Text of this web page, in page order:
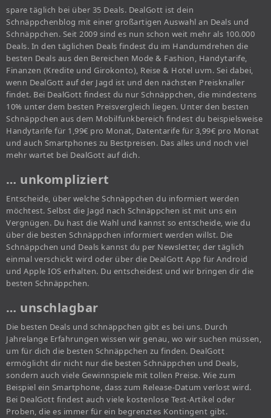
spare täglich bei über 35 Deals. DealGott ist dein
Schnäppchenblog mit einer großartigen Auswahl an Deals und
Schnäppchen. Seit 2009 sind es nun schon weit mehr als 100.000
Deals. In den täglichen Deals findest du im Handumdrehen die
besten Deals aus den Bereichen Mode & Fashion, Handytarife,
Finanzen (Kredite und Girokonto), Reise & Hotel uvm. Sei dabei,
wenn DealGott auf der Jagd ist und den nächsten Preisknaller
findet. Bei DealGott findest du nur Schnäppchen, die mindestens
10% unter dem besten Preisvergleich liegen. Unter den besten
Schnäppchen aus dem Mobilfunkbereich findest du beispielsweise
Handytarife für 1,99€ pro Monat, Datentarife für 3,99€ pro Monat
und auch Smartphones zu Bestpreisen. Das alles und noch viel
mehr wartet bei DealGott auf dich.
… unkompliziert
Entscheide, über welche Schnäppchen du informiert werden
möchtest. Selbst die Jagd nach Schnäppchen ist mit uns ein
Vergnügen. Du hast die Wahl und kannst so entscheide, wie du
über die besten Schnäppchen informiert werden willst. Die
Schnäppchen und Deals kannst du per Newsletter, der täglich
einmal verschickt wird oder über die DealGott App für Android
und Apple IOS erhalten. Du entscheidest und wir bringen dir die
besten Schnäppchen.
… unschlagbar
Die besten Deals und schnäppchen gibt es bei uns. Durch
Jahrelange Erfahrungen wissen wir genau, wo wir suchen müssen,
um für dich die besten Schnäppchen zu finden. DealGott
ermöglicht dir nicht nur die besten Schnäppchen und Deals,
sondern auch viele Gewinnspiele mit tollen Preise. Wie zum
Beispiel ein Smartphone, dass zum Release-Datum verlost wird.
Bei DealGott findest auch viele kostenlose Test-Artikel oder
Proben, die es immer für ein begrenztes Kontingent gibt.